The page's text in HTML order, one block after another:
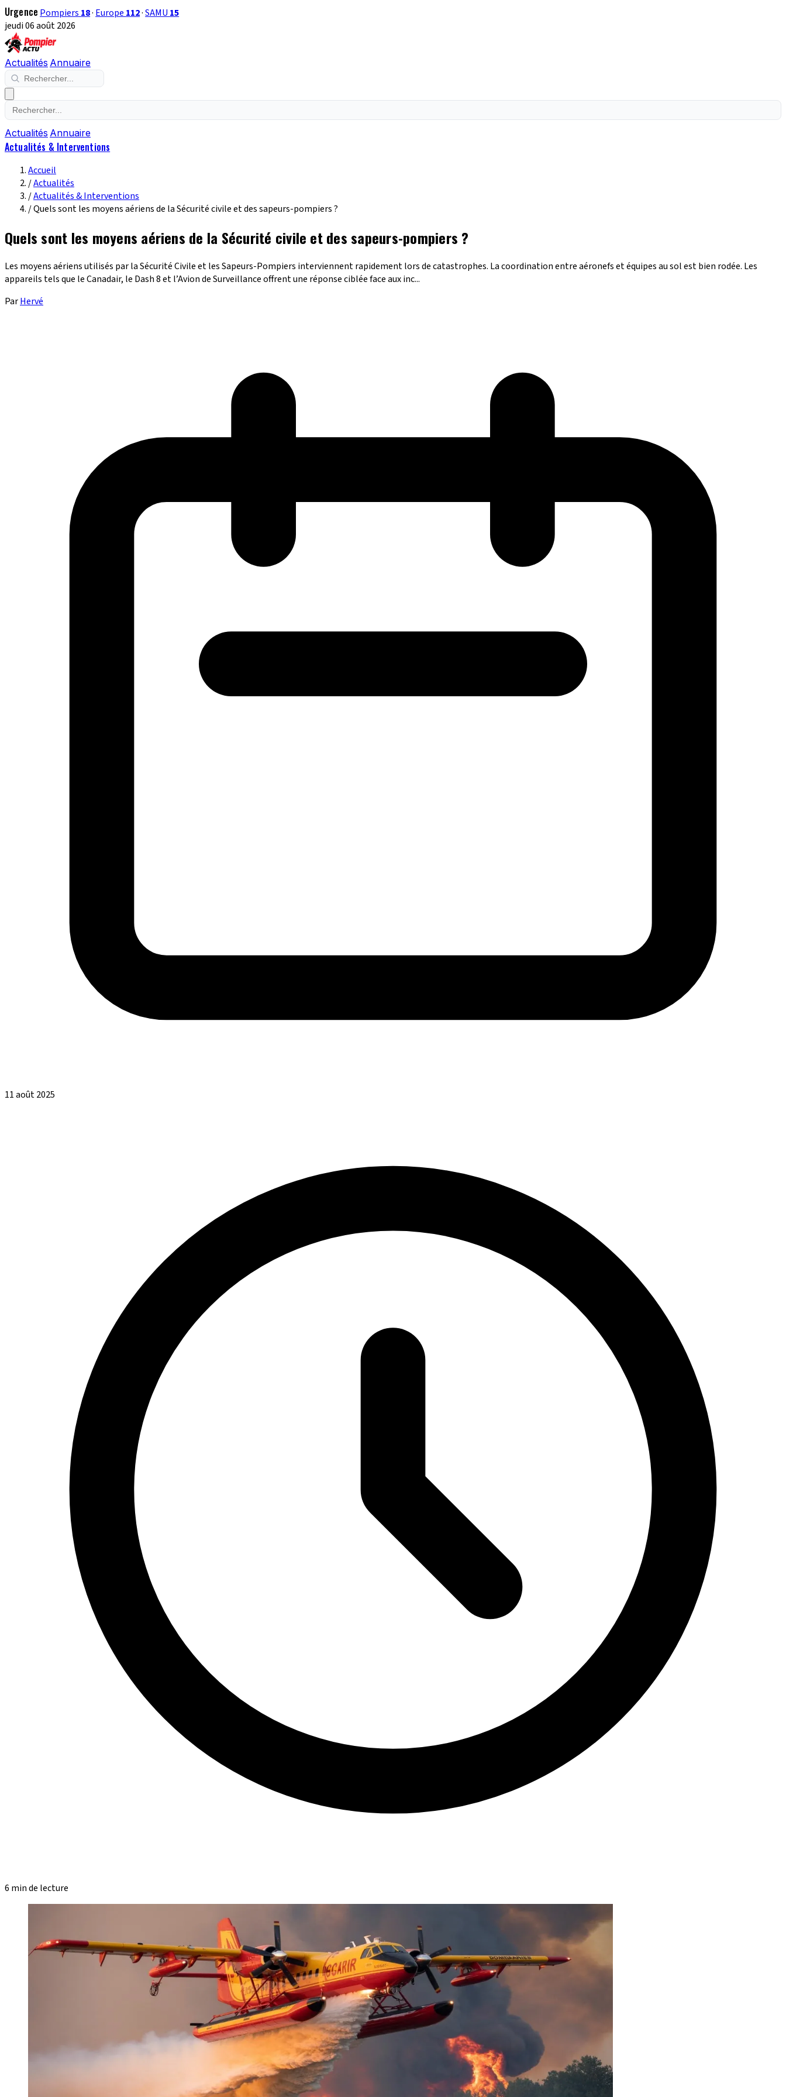
Urgence Pompiers 18· Europe 112·SAMU 15
jeudi 06 août 2026
Actualités Annuaire
Actualités Annuaire
Actualités & Interventions
Accueil
/Actualités
/Actualités & Interventions
/Quels sont les moyens aériens de la Sécurité civile et des sapeurs-pompiers ?
Quels sont les moyens aériens de la Sécurité civile et des sapeurs-pompiers ?
Les moyens aériens utilisés par la Sécurité Civile et les Sapeurs-Pompiers interviennent rapidement lors de catastrophes. La coordination entre aéronefs et équipes au sol est bien rodée. Les
appareils tels que le Canadair, le Dash 8 et l’Avion de Surveillance offrent une réponse ciblée face aux inc...
ParHervé
11 août 2025
6 min de lecture